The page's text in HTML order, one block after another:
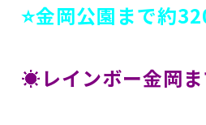
⭐金岡公園まで約
☀レインボー金岡